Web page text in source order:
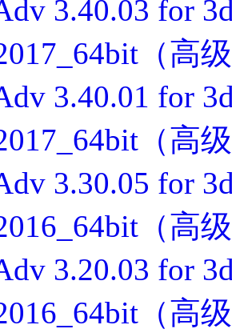
3.40.03 for
（高
3.40.01 for
（高
3.30.05 for
（高
3.20.03 for
（高